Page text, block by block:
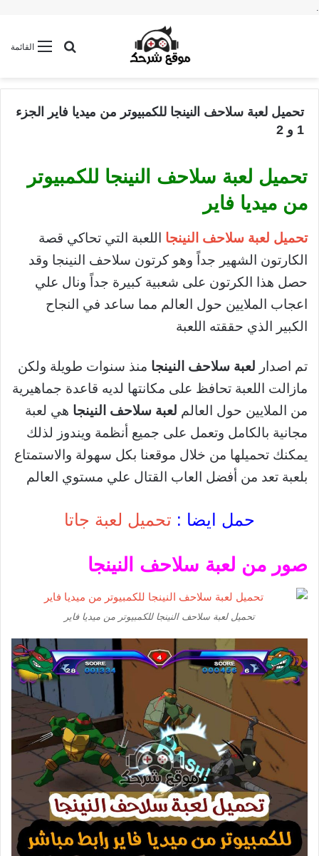
.
القائمةبحث عن
تحميل لعبة سلاحف النينجا للكمبيوتر من ميديا فاير الجزء
1 و 2
تحميل لعبة سلاحف النينجا للكمبيوتر
من ميديا فاير
تحميل لعبة سلاحف النينجا اللعبة التي تحاكي قصة
الكارتون الشهير جداً وهو كرتون سلاحف النينجا وقد
حصل هذا الكرتون على شعبية كبيرة جداً ونال علي
اعجاب الملايين حول العالم مما ساعد في النجاح
الكبير الذي حققته اللعبة
تم اصدار لعبة سلاحف النينجا منذ سنوات طويلة ولكن
مازالت اللعبة تحافظ على مكانتها لديه قاعدة جماهيرية
من الملايين حول العالم لعبة سلاحف النينجا هي لعبة
مجانية بالكامل وتعمل على جميع أنظمة ويندوز لذلك
يمكنك تحميلها من خلال موقعنا بكل سهولة والاستمتاع
بلعبة تعد من أفضل العاب القتال علي مستوي العالم
حمل ايضا : تحميل لعبة جاتا
صور من لعبة سلاحف النينجا
تحميل لعبة سلاحف النينجا للكمبيوتر من ميديا فاير